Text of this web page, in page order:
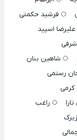
فرشید حکمتی
علیرضا اسپید
شاهین بنان
رستمی
کرمی
راغب